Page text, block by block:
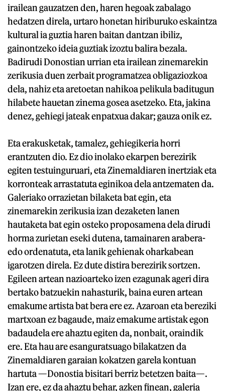
irailean gauzatzen den, haren hegoak zabalago
hedatzen direla, urtaro honetan hiriburuko eskaintza
kultural ia guztia haren baitan dantzan ibiliz,
gainontzeko ideia guztiak izoztu balira bezala.
Badirudi Donostian urrian eta irailean zinemarekin
zerikusia duen zerbait programatzea obligaziozkoa
dela, nahiz eta aretoetan nahikoa pelikula baditugun
hilabete hauetan zinema gosea asetzeko. Eta, jakina
denez, gehiegi jateak enpatxua dakar; gauza onik ez.
Eta erakusketak, tamalez, gehiegikeria horri
erantzuten dio. Ez dio inolako ekarpen berezirik
egiten testuinguruari, eta Zinemaldiaren inertziak eta
korronteak arrastatuta eginikoa dela antzematen da.
Galeriako orrazietan bilaketa bat egin, eta
zinemarekin zerikusia izan dezaketen lanen
hautaketa bat egin osteko proposamena dela dirudi
horma zurietan eseki dutena, tamainaren arabera-
edo ordenatuta, eta lanik gehienak oharkabean
igarotzen direla. Ez dute distira berezirik sortzen.
Egileen artean nazioarteko izen ezagunak ageri dira
bertako batzuekin nahasturik, baina euren artean
emakume artista bat bera ere ez. Azaroan eta bereziki
martxoan ez bagaude, maiz emakume artistak egon
badaudela ere ahaztu egiten da, nonbait, oraindik
ere. Eta hau are esanguratsuago bilakatzen da
Zinemaldiaren garaian kokatzen garela kontuan
hartuta —Donostia bisitari berriz betetzen baita—.
Izan ere, ez da ahaztu behar, azken finean, galeria